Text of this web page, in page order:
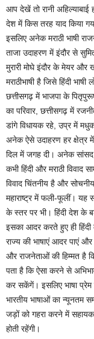
आप देखें तो रानी अहिल्याबाई
देश में किस तरह याद किया
इसलिए अनेक मराठी भाषी
ताजा उदाहरण में इंदौर से
मुरारी मोघे इंदौर के मेयर और
मराठीभाषी है जिसे हिंदी
छत्तीसगढ़ में भाजपा के
का परिवार, छत्तीसगढ़ में
डांगे विधायक रहे, उप्र में
अनेक ऐसे उदाहरण हर क्षेत्र में
दिल में जगह दी। अनेक सांसद,
कभी हिंदी और मराठी
विवाद चिंतनीय है और
महाराष्ट्र में फली-फूलीं। यह
के स्तर पर भी। हिंदी देश के बड़े
इसका आदर करते हुए ही हिंदी
राज्य की भाषाएं आदर पाएं
और राजनेताओं की हिम्मत है
पता है कि ऐसा करने से
कर सकेंगें। इसलिए भाषा
भारतीय भाषाओं का न्यूनतम
जड़ों को गहरा करने में सहायक
होती रहेंगी।